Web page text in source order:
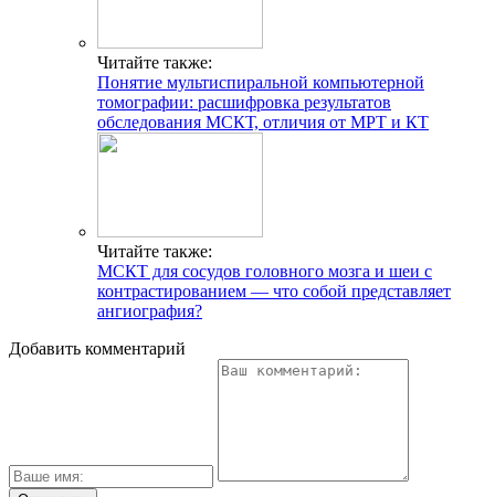
Читайте также:
Понятие мультиспиральной компьютерной
томографии: расшифровка результатов
обследования МСКТ, отличия от МРТ и КТ
Читайте также:
МСКТ для сосудов головного мозга и шеи с
контрастированием — что собой представляет
ангиография?
Добавить комментарий